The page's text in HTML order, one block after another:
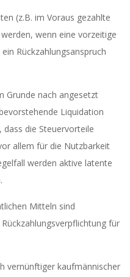
(z.B. im Voraus gezahlte
wenn eine vorzeitige
Rückzahlungsanspruch
Grunde nach angesetzt
Liquidation
dass die Steuervorteile
allem für die Nutzbarkeit
werden aktive latente
Mitteln sind
für
vernünftiger kaufmännischer